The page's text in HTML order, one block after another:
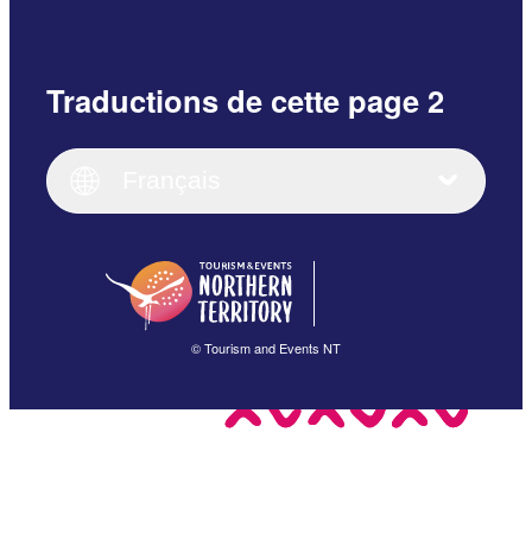
Traductions de cette page 2
English
(Singapore)
繁體中文
© Tourism and Events NT